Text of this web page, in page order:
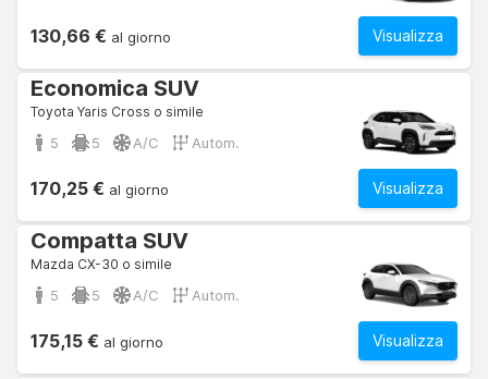
Visualizza
130,66 € al giorno
Economica SUV
Toyota Yaris Cross o simile
5 5 A/C Autom.
Visualizza
170,25 € al giorno
Compatta SUV
Mazda CX-30 o simile
5 5 A/C Autom.
Visualizza
175,15 € al giorno